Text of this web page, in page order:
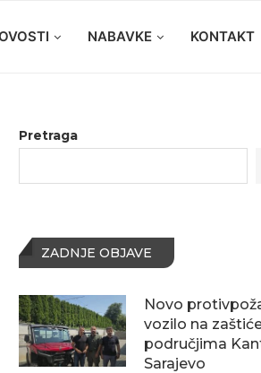
NABAVKE KONTAKT
Pretraga
ZADNJE OBJAVE
Novo
vozilo na
područjima
Sarajevo